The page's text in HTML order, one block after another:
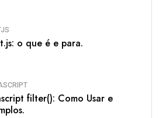
o que é e para.
filter(): Como Usar e